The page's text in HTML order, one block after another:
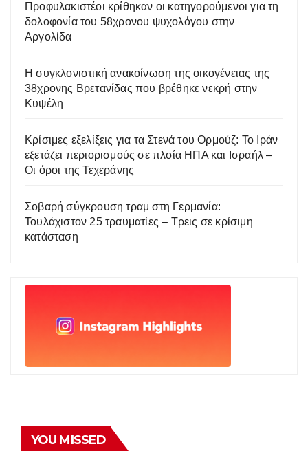
Προφυλακιστέοι κρίθηκαν οι κατηγορούμενοι για τη
δολοφονία του 58χρονου ψυχολόγου στην
Αργολίδα
Η συγκλονιστική ανακοίνωση της οικογένειας της
38χρονης Βρετανίδας που βρέθηκε νεκρή στην
Κυψέλη
Κρίσιμες εξελίξεις για τα Στενά του Ορμούζ: Το Ιράν
εξετάζει περιορισμούς σε πλοία ΗΠΑ και Ισραήλ –
Οι όροι της Τεχεράνης
Σοβαρή σύγκρουση τραμ στη Γερμανία:
Τουλάχιστον 25 τραυματίες – Τρεις σε κρίσιμη
κατάσταση
YOU MISSED